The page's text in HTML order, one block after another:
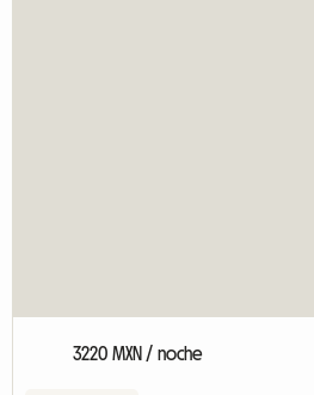
3220 MXN / noche